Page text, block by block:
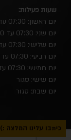
כיתבו עלינו המלצה :)
שעות פעילות:
יום ראשון: 07:30 עד 18:00
יום שני: 07:30 עד 18:00
יום שלישי: 07:30 עד 18:00
יום רביעי: 07:30 עד 18:00
יום חמישי: 07:30 עד 18:00
יום שישי: סגור
יום שבת: סגור